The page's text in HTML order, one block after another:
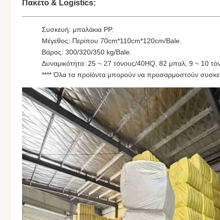
Πακέτο & Logistics:
Συσκευή: μπαλάκια PP.
Μέγεθος: Περίπου 70cm*110cm*120cm/Bale.
Βάρος: 300/320/350 kg/Bale.
Δυναμικότητα: 25 ~ 27 τόνους/40HQ, 82 μπαλ, 9 ~ 10
**** Όλα τα προϊόντα μπορούν να προσαρμοστούν